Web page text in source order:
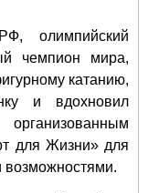
олимпийский
чемпион мира,
катанию,
и вдохновил
для Жизни» для
возможностями.